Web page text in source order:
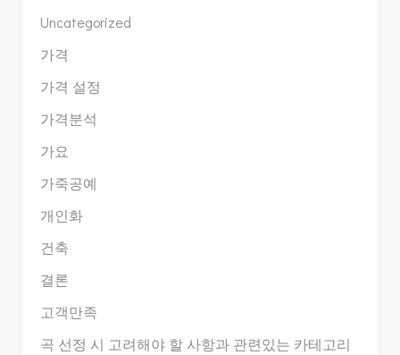
Uncategorized
가격
가격 설정
가격분석
가요
가죽공예
개인화
건축
결론
고객만족
곡 선정 시 고려해야 할 사항과 관련있는 카테고리